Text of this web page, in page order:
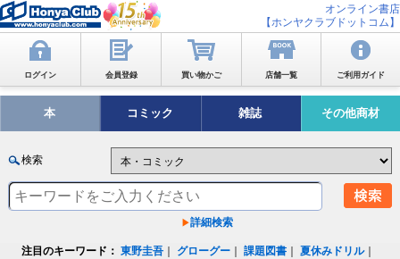
オンライン書店
【ホンヤクラブドットコム】
ログイン 会員登録 買い物かご 店舗一覧 ご利用ガイド
本 コミック 雑誌 その他商材
検索
詳細検索
注目のキーワード： 東野圭吾 グローグー ｜課題図書 ｜夏休みドリル｜